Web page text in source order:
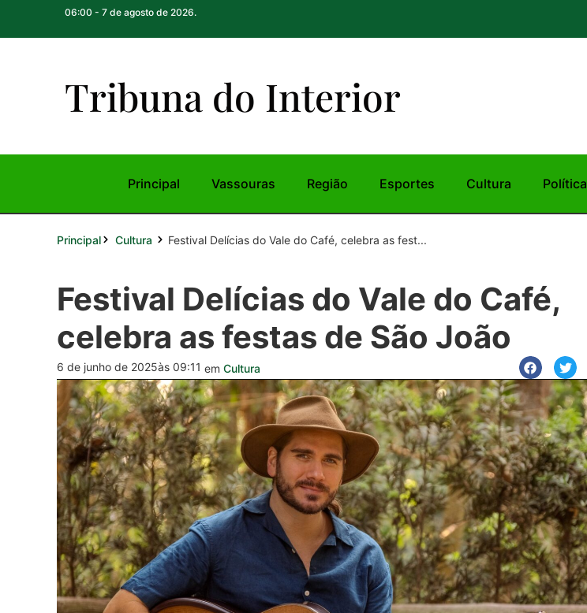
06:00 - 7 de agosto de 2026.
Tribuna do Interior
Principal Vassouras Região Esportes Cultura Política
Principal Cultura Festival Delícias do Vale do Café, celebra as fest...
Festival Delícias do Vale do Café,
celebra as festas de São João
6 de junho de 2025às 09:11 em Cultura